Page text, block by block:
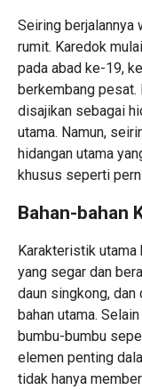
Seiring berjalannya
rumit. Karedok
pada abad ke-19,
berkembang pesat.
disajikan sebagai
utama. Namun,
hidangan utama
khusus seperti
Bahan-bahan
Karakteristik utama
yang segar dan
daun singkong,
bahan utama.
bumbu-bumbu
elemen penting
tidak hanya